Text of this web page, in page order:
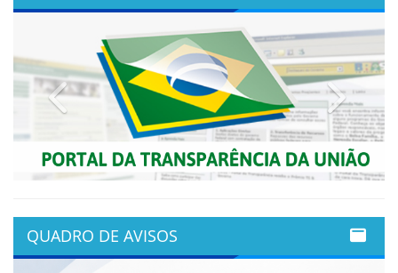
Previous Next
QUADRO DE AVISOS